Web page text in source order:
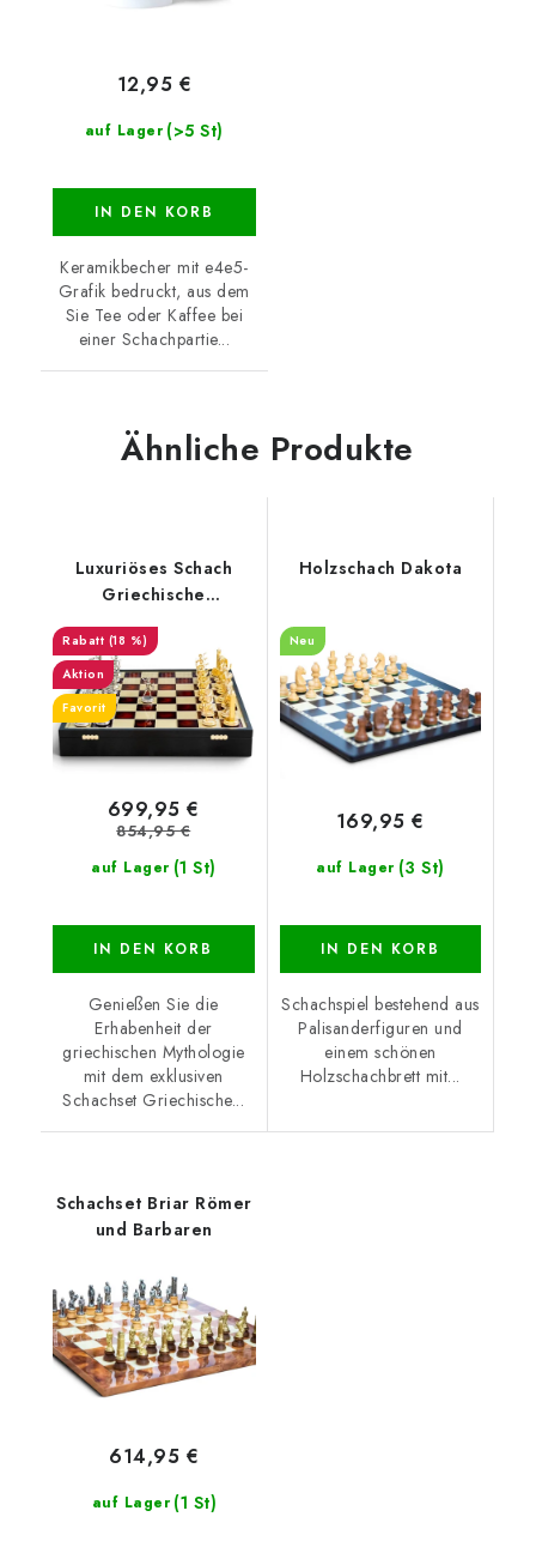
auf Lager (>5 St)
12,95 €
IN DEN KORB
Keramikbecher mit e4e5-
Grafik bedruckt, aus dem
Sie Tee oder Kaffee bei
einer Schachpartie...
Ähnliche Produkte
Luxuriöses Schach
Griechische
(18 %)
Aktion
Favorit
auf Lager (1 St)
699,95 €
854,95 €
IN DEN KORB
Genießen Sie die
Erhabenheit der
griechischen Mythologie
mit dem exklusiven
Schachset Griechische...
Holzschach Dakota
Neu
auf Lager (3 St)
169,95 €
IN DEN KORB
Schachspiel bestehend aus
Palisanderfiguren und
einem schönen
Holzschachbrett mit...
Schachset Briar Römer
und Barbaren
auf Lager (1 St)
614,95 €